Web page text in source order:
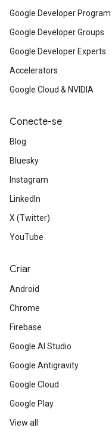
Google Developer Program
Google Developer Groups
Google Developer Experts
Accelerators
Google Cloud & NVIDIA
Conecte-se
Blog
Bluesky
Instagram
LinkedIn
X (Twitter)
YouTube
Criar
Android
Chrome
Firebase
Google AI Studio
Google Antigravity
Google Cloud
Google Play
View all